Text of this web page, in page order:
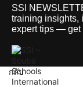
SSI
training insights,
expert tips — get
กลับ